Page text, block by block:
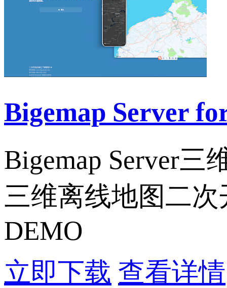
Bigemap Server
Bigemap Server
三维离线地图二
DEMO
立即下载 查看详情